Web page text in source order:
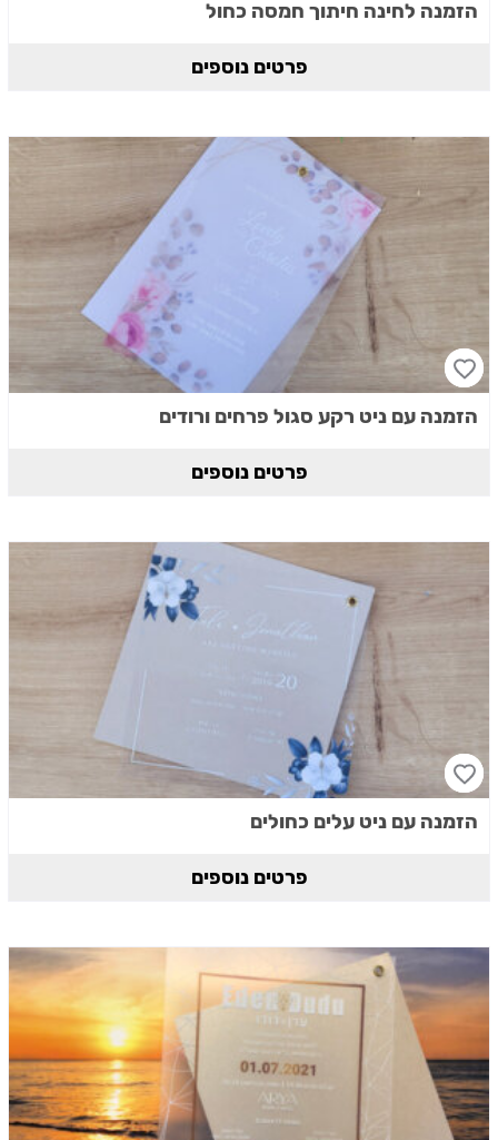
הזמנה לחינה חיתוך חמסה כחול
פרטים נוספים
הזמנה עם ניט רקע סגול פרחים ורודים
פרטים נוספים
הזמנה עם ניט עלים כחולים
פרטים נוספים